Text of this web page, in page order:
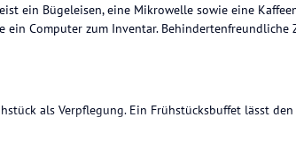
ein Bügeleisen, eine Mikrowelle sowie eine
ein Computer zum Inventar. Behindertenfreundliche
als Verpflegung. Ein Frühstücksbuffet lässt